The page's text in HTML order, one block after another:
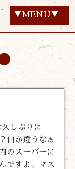
▼MENU▼
久しぶりに
何か違うなぁ
のスーパーに
ですよ、マス